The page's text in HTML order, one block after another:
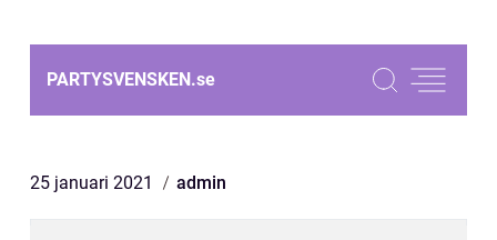
PARTYSVENSKEN.se
25 januari 2021 admin